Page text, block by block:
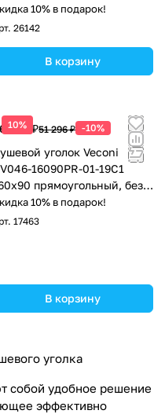
10% в подарок!
26142
В корзину
10%
166 ₽51 296 ₽ -10%
уголок Veconi
16090PR-01-19C1
прямоугольный, без
прозрачное стекло,
10% в подарок!
17463
В корзину
уголка
собой удобное решение
эффективно